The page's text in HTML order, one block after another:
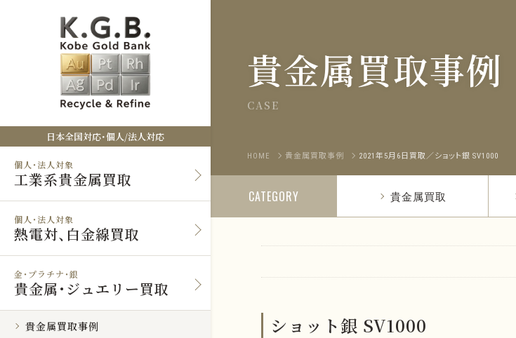
日本全国対応・個人/法人対応
個人・法人対象
工業系貴金属買取
個人・法人対象
熱電対、白金線買取
金・プラチナ・銀
貴金属・ジュエリー買取
貴金属買取事例
貴金属買取事例
CASE
HOME 貴金属買取事例 2021年5月6日買取／ショット銀 SV1000
CATEGORY 貴金属買取
ショット銀 SV1000